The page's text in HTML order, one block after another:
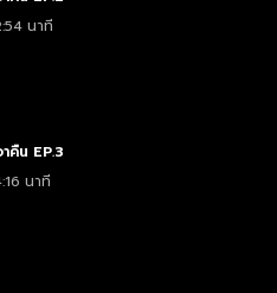
นาที
คืน EP.3
นาที